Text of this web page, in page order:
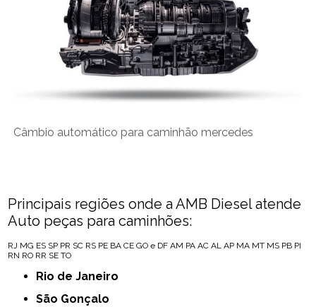
Câmbio automático para caminhão mercedes
Principais regiões onde a AMB Diesel atende
Auto peças para caminhões:
RJ MG ES SP PR SC RS PE BA CE GO e DF AM PA AC AL AP MA MT MS PB PI
RN RO RR SE TO
Rio de Janeiro
São Gonçalo